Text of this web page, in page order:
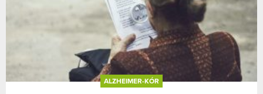
ALZHEIMER-KÓR